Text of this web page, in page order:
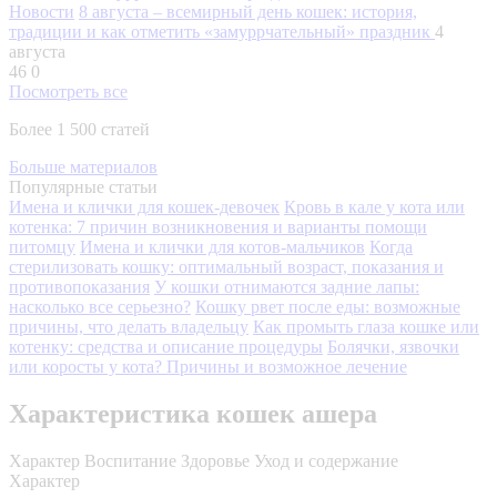
Новости 8 августа – всемирный день кошек: история,
традиции и как отметить «замуррчательный» праздник 4
августа
46 0
Посмотреть все
Более 1 500 статей
Больше материалов
Популярные статьи
Имена и клички для кошек-девочек Кровь в кале у кота или
котенка: 7 причин возникновения и варианты помощи
питомцу Имена и клички для котов-мальчиков Когда
стерилизовать кошку: оптимальный возраст, показания и
противопоказания У кошки отнимаются задние лапы:
насколько все серьезно? Кошку рвет после еды: возможные
причины, что делать владельцу Как промыть глаза кошке или
котенку: средства и описание процедуры Болячки, язвочки
или коросты у кота? Причины и возможное лечение
Характеристика кошек ашера
Характер Воспитание Здоровье Уход и содержание
Характер